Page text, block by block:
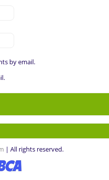
by email.
| All rights reserved.